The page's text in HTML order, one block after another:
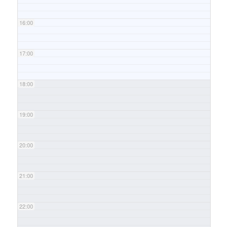
16:00
17:00
18:00
19:00
20:00
21:00
22:00